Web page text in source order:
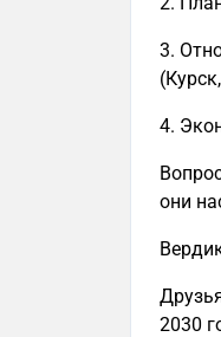
3.
4.
они
2030